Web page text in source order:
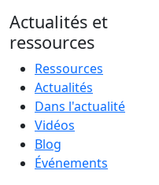
Actualités et
ressources
Ressources
Actualités
Dans l'actualité
Vidéos
Blog
Événements